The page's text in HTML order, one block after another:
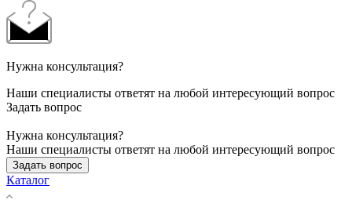
Нужна консультация?
Наши специалисты ответят на любой интересующий вопрос
Задать вопрос
Нужна консультация?
Наши специалисты ответят на любой интересующий вопрос
Задать вопрос
Каталог